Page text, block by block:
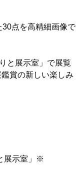
点を高精細画像で
と展示室」で展覧
賞の新しい楽しみ
展示室」※